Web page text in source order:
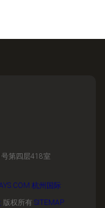
第四层418室
杭州国际
版权所有 SITEMAP